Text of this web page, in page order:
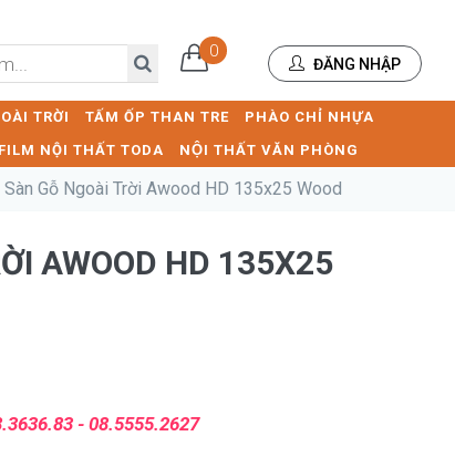
0
ĐĂNG NHẬP
TRỜI TẤM ỐP THAN TRE
PHÀO CHỈ NHỰA
FILM NỘI THẤT TODA NỘI THẤT VĂN PHÒNG
Sàn Gỗ Ngoài Trời Awood HD 135x25 Wood
AWOOD HD 135X25
- 08.5555.2627